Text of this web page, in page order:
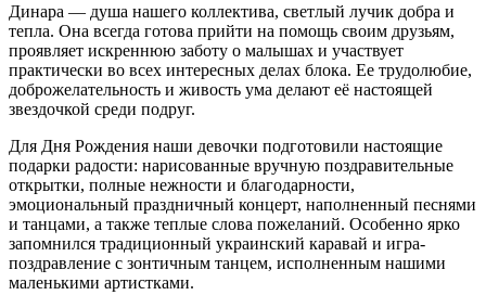
Динара — душа нашего коллектива, светлый лучик добра и
тепла. Она всегда готова прийти на помощь своим друзьям,
проявляет искреннюю заботу о малышах и участвует
практически во всех интересных делах блока. Ее трудолюбие,
доброжелательность и живость ума делают её настоящей
звездочкой среди подруг.
Для Дня Рождения наши девочки подготовили настоящие
подарки радости: нарисованные вручную поздравительные
открытки, полные нежности и благодарности,
эмоциональный праздничный концерт, наполненный песнями
и танцами, а также теплые слова пожеланий. Особенно ярко
запомнился традиционный украинский каравай и игра-
поздравление с зонтичным танцем, исполненным нашими
маленькими артистками.